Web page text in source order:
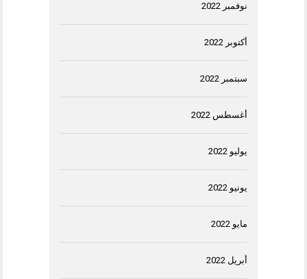
نوفمبر 2022
أكتوبر 2022
سبتمبر 2022
أغسطس 2022
يوليو 2022
يونيو 2022
مايو 2022
أبريل 2022